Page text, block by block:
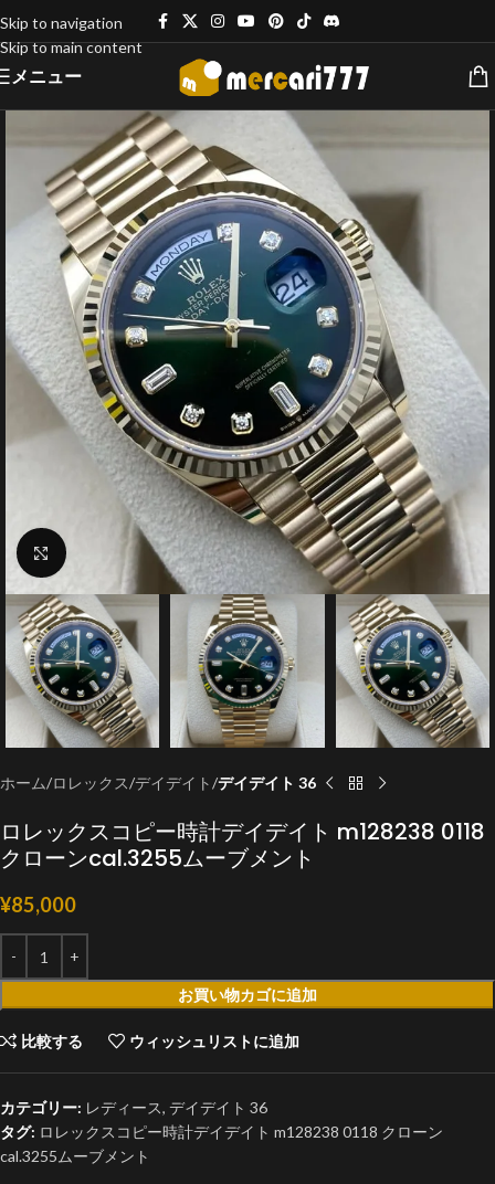
Skip to navigation
Skip to main content
メニュー
クリックで拡大
ホーム ロレックス デイデイト デイデイト 36
ロレックスコピー時計デイデイト m128238 0118
クローンcal.3255ムーブメント
¥85,000
お買い物カゴに追加
比較する ウィッシュリストに追加
カテゴリー: レディース, デイデイト 36
タグ: ロレックスコピー時計デイデイト m128238 0118 クローン
cal.3255ムーブメント